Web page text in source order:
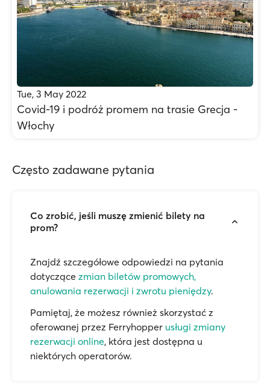
Tue, 3 May 2022
Covid-19 i podróż promem na trasie Grecja -
Włochy
Często zadawane pytania
Co zrobić, jeśli muszę zmienić bilety na
prom?
Znajdź szczegółowe odpowiedzi na pytania
dotyczące zmian biletów promowych,
anulowania rezerwacji i zwrotu pieniędzy.
Pamiętaj, że możesz również skorzystać z
oferowanej przez Ferryhopper usługi zmiany
rezerwacji online, która jest dostępna u
niektórych operatorów.